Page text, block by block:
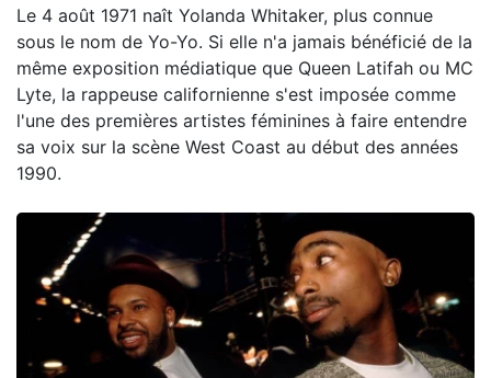
Le 4 août 1971 naît Yolanda Whitaker, plus connue
sous le nom de Yo-Yo. Si elle n'a jamais bénéficié de la
même exposition médiatique que Queen Latifah ou MC
Lyte, la rappeuse californienne s'est imposée comme
l'une des premières artistes féminines à faire entendre
sa voix sur la scène West Coast au début des années
1990.